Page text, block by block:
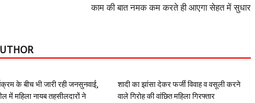
काम की बात नमक कम करते ही आएगा सेहत में सुधार
के बीच भी जारी रही जनसुनवाई,
में महिला नायब तहसीलदारों ने
शादी का झांसा देकर फर्जी विवाह व वसूली करने
वाले गिरोह की वांछित महिला गिरफ्तार